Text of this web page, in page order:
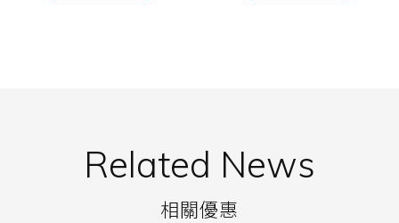
Related News
相關優惠